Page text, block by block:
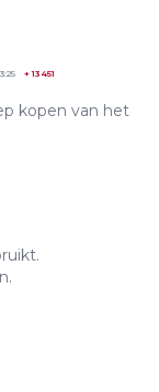
+13451
kopen van het